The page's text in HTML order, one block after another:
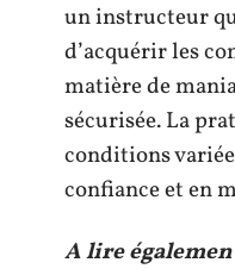
un instructeur
d’acquérir les
matière de
sécurisée. La
conditions
confiance et en
A lire